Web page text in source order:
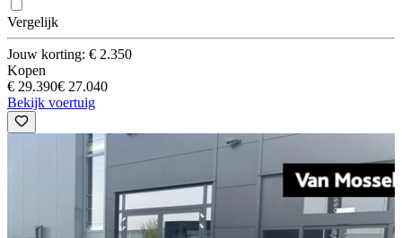
Vergelijk
Jouw korting: € 2.350
Kopen
€ 29.390€ 27.040
Bekijk voertuig